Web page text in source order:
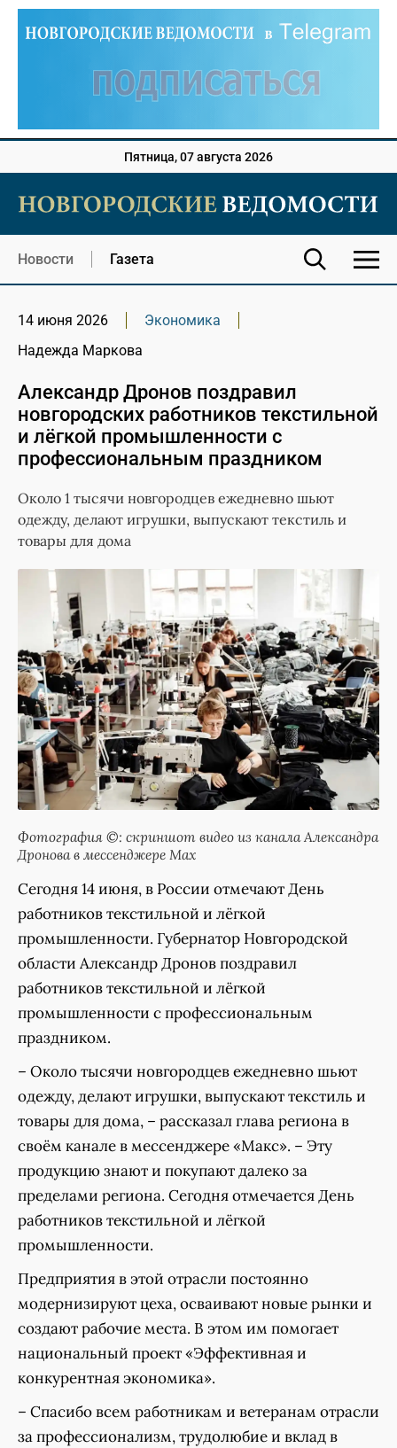
Пятница, 07 августа 2026
Новости Газета
14 июня 2026
Экономика
Надежда Маркова
Александр Дронов поздравил
новгородских работников текстильной
и лёгкой промышленности с
профессиональным праздником
Около 1 тысячи новгородцев ежедневно шьют
одежду, делают игрушки, выпускают текстиль и
товары для дома
Фотография ©: скриншот видео из канала Александра
Дронова в мессенджере Мах
Сегодня 14 июня, в России отмечают День
работников текстильной и лёгкой
промышленности. Губернатор Новгородской
области Александр Дронов поздравил
работников текстильной и лёгкой
промышленности с профессиональным
праздником.
– Около тысячи новгородцев ежедневно шьют
одежду, делают игрушки, выпускают текстиль и
товары для дома, – рассказал глава региона в
своём канале в мессенджере «Макс». – Эту
продукцию знают и покупают далеко за
пределами региона. Сегодня отмечается День
работников текстильной и лёгкой
промышленности.
Предприятия в этой отрасли постоянно
модернизируют цеха, осваивают новые рынки и
создают рабочие места. В этом им помогает
национальный проект «Эффективная и
конкурентная экономика».
– Спасибо всем работникам и ветеранам отрасли
за профессионализм, трудолюбие и вклад в